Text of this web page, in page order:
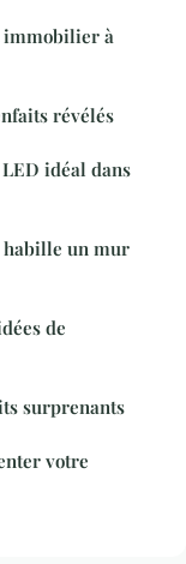
immobilier à
révélés
idéal dans
habille un mur
de
surprenants
votre